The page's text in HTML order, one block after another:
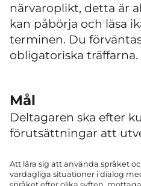
närvaroplikt, detta är
kan påbörja och läsa
terminen. Du
obligatoriska träffarna.
Mål
Deltagaren ska efter
förutsättningar att
Att lära sig att använda språket
vardagliga situationer i dialog
språket efter olika syften,